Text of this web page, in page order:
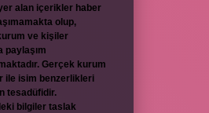
alan içerikler haber
olup,
ve kişiler
paylaşım
Gerçek kurum
ile isim benzerlikleri
tesadüfidir.
bilgiler taslak